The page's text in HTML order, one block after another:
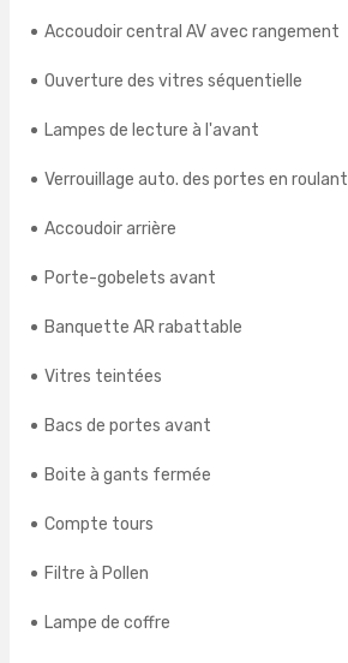
Accoudoir central AV avec rangement
Ouverture des vitres séquentielle
Lampes de lecture à l'avant
Verrouillage auto. des portes en roulant
Accoudoir arrière
Porte-gobelets avant
Banquette AR rabattable
Vitres teintées
Bacs de portes avant
Boite à gants fermée
Compte tours
Filtre à Pollen
Lampe de coffre